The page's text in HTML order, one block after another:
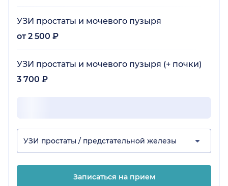
УЗИ простаты и мочевого пузыря
от 2 500 ₽
УЗИ простаты и мочевого пузыря (+ почки)
3 700 ₽
УЗИ простаты / предстательной железы
Записаться на прием